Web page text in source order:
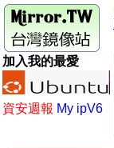
加入我的最愛
資安週報 My ipV6